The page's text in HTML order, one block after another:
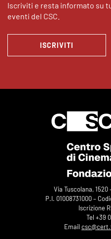
Iscriviti e resta informato su
eventi del CSC.
ISCRIVITI
Via Tuscolana, 1520
P.I. 01008731000 –
Iscrizione
Tel +39
Email